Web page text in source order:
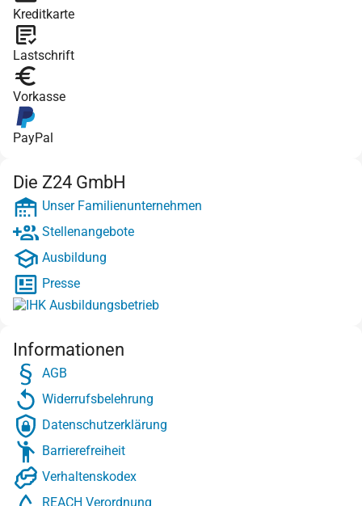
Kreditkarte
Lastschrift
Vorkasse
PayPal
Die Z24 GmbH
Unser Familienunternehmen
Stellenangebote
Ausbildung
Presse
Informationen
AGB
Widerrufsbelehrung
Datenschutzerklärung
Barrierefreiheit
Verhaltenskodex
REACH Verordnung